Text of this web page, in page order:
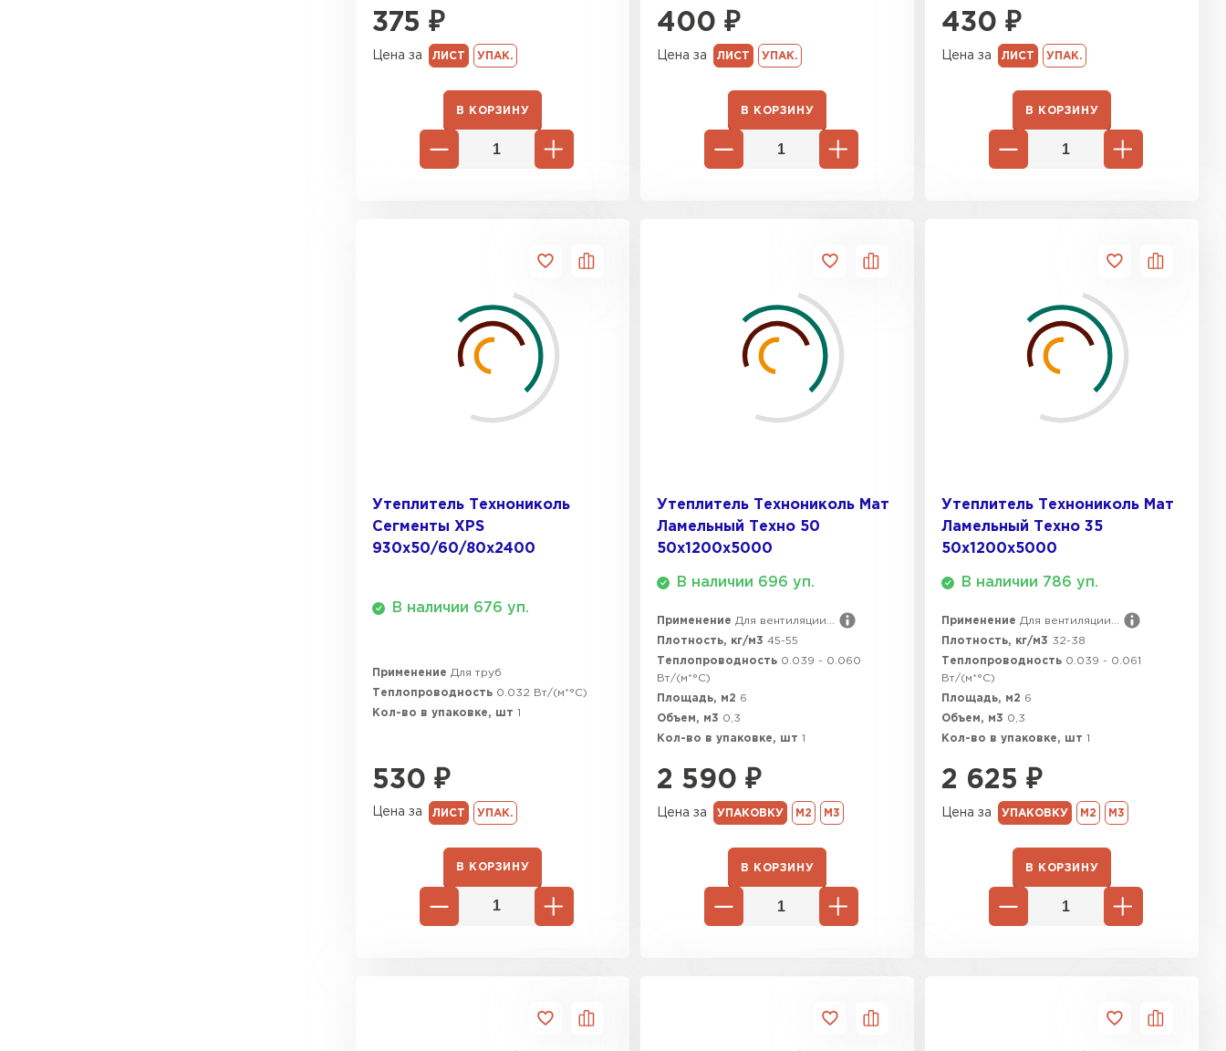
375 ₽
Цена за ЛИСТ УПАК.
В КОРЗИНУ
400 ₽
Цена за ЛИСТ УПАК.
В КОРЗИНУ
430 ₽
Цена за ЛИСТ УПАК.
В КОРЗИНУ
Утеплитель Технониколь
Сегменты XPS
930х50/60/80x2400
В наличии 676 уп.
Применение Для труб
Теплопроводность 0.032 Вт/(м*°C)
Кол-во в упаковке, шт 1
530 ₽
Цена за ЛИСТ УПАК.
В КОРЗИНУ
Утеплитель Технониколь Мат
Ламельный Техно 50
50х1200х5000
В наличии 696 уп.
Применение Для вентиляции...
Плотность, кг/м3 45-55
Теплопроводность 0.039 - 0.060
Вт/(м*°C)
Площадь, м2 6
Объем, м3 0,3
Кол-во в упаковке, шт 1
2 590 ₽
Цена за УПАКОВКУ М2 М3
В КОРЗИНУ
Утеплитель Технониколь Мат
Ламельный Техно 35
50х1200х5000
В наличии 786 уп.
Применение Для вентиляции...
Плотность, кг/м3 32-38
Теплопроводность 0.039 - 0.061
Вт/(м*°C)
Площадь, м2 6
Объем, м3 0,3
Кол-во в упаковке, шт 1
2 625 ₽
Цена за УПАКОВКУ М2 М3
В КОРЗИНУ